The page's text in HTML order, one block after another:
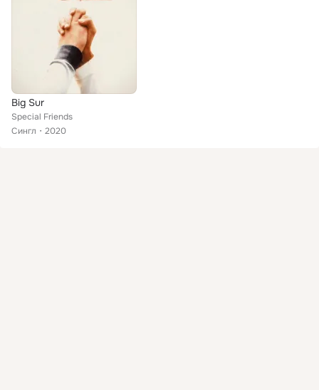
Big Sur
Special Friends
Сингл
2020